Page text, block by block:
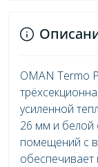
OMAN Termo
усиленной
26 мм и белой
помещений с